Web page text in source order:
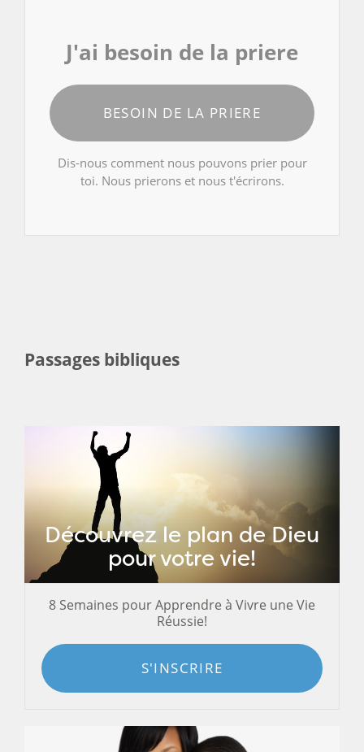
J'ai besoin de la priere
BESOIN DE LA PRIERE
Dis-nous comment nous pouvons prier pour
toi. Nous prierons et nous t'écrirons.
Passages bibliques
Découvrez le plan de Dieu
pour votre vie!
8 Semaines pour Apprendre à Vivre une Vie
Réussie!
S'INSCRIRE